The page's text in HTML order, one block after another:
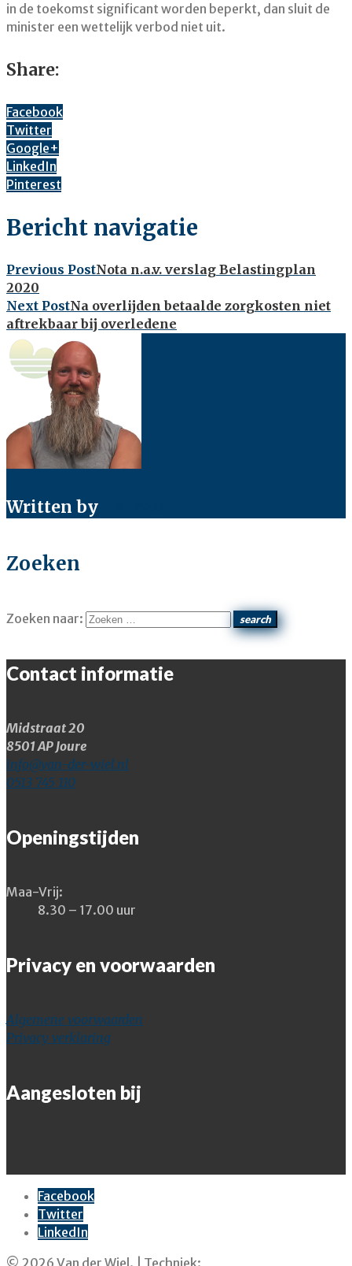
in de toekomst significant worden beperkt, dan sluit de
minister een wettelijk verbod niet uit.
Share:
Facebook
Twitter
Google+
LinkedIn
Pinterest
Bericht navigatie
Previous PostNota n.a.v. verslag Belastingplan
2020
Next PostNa overlijden betaalde zorgkosten niet
aftrekbaar bij overledene
Written by
Zoeken
Zoeken naar: search
Contact informatie
Midstraat 20
8501 AP Joure
info@van-der-wiel.nl
0513 745 110
Openingstijden
Maa-Vrij:
8.30 – 17.00 uur
Privacy en voorwaarden
Algemene voorwaarden
Privacy verklaring
Aangesloten bij
Facebook
Twitter
LinkedIn